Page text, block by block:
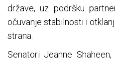
države, uz podršku
očuvanje stabilnosti i
strana.
Senatori Jeanne